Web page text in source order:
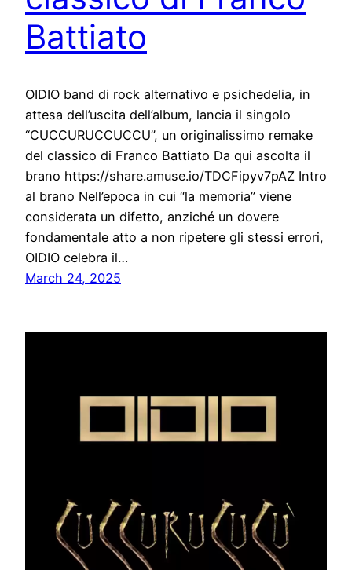
Battiato
OIDIO band di rock alternativo e psichedelia, in
attesa dell’uscita dell’album, lancia il singolo
“CUCCURUCCUCCU”, un originalissimo remake
del classico di Franco Battiato Da qui ascolta il
brano https://share.amuse.io/TDCFipyv7pAZ Intro
al brano Nell’epoca in cui “la memoria” viene
considerata un difetto, anziché un dovere
fondamentale atto a non ripetere gli stessi errori,
OIDIO celebra il…
March 24, 2025